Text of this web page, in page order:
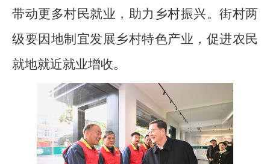
带动更多村民就业，助力乡村振兴。街村两
级要因地制宜发展乡村特色产业，促进农民
就地就近就业增收。